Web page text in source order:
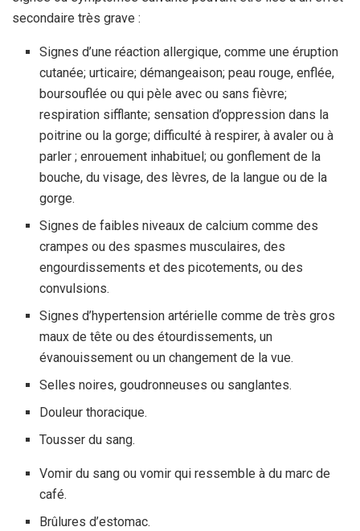
secondaire très grave :
Signes d’une réaction allergique, comme une éruption
cutanée; urticaire; démangeaison; peau rouge, enflée,
boursouflée ou qui pèle avec ou sans fièvre;
respiration sifflante; sensation d’oppression dans la
poitrine ou la gorge; difficulté à respirer, à avaler ou à
parler ; enrouement inhabituel; ou gonflement de la
bouche, du visage, des lèvres, de la langue ou de la
gorge.
Signes de faibles niveaux de calcium comme des
crampes ou des spasmes musculaires, des
engourdissements et des picotements, ou des
convulsions.
Signes d’hypertension artérielle comme de très gros
maux de tête ou des étourdissements, un
évanouissement ou un changement de la vue.
Selles noires, goudronneuses ou sanglantes.
Douleur thoracique.
Tousser du sang.
Vomir du sang ou vomir qui ressemble à du marc de
café.
Brûlures d’estomac.